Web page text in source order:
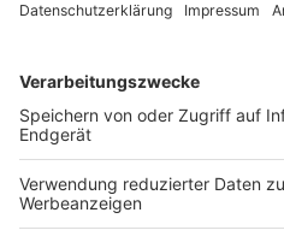
Verkehrsunfall mit zwei
DEINE GEMERKTEN
Du hast dir noch keine